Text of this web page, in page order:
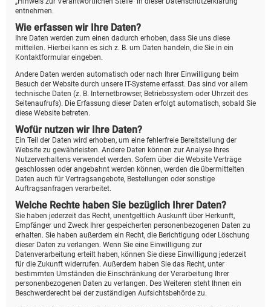
entnehmen.
Wie erfassen wir Ihre Daten?
Ihre Daten werden zum einen dadurch erhoben, dass Sie uns diese
mitteilen. Hierbei kann es sich z. B. um Daten handeln, die Sie in ein
Kontaktformular eingeben.
Andere Daten werden automatisch oder nach Ihrer Einwilligung beim
Besuch der Website durch unsere IT-Systeme erfasst. Das sind vor allem
technische Daten (z. B. Internetbrowser, Betriebssystem oder Uhrzeit des
Seitenaufrufs). Die Erfassung dieser Daten erfolgt automatisch, sobald Sie
diese Website betreten.
Wofür nutzen wir Ihre Daten?
Ein Teil der Daten wird erhoben, um eine fehlerfreie Bereitstellung der
Website zu gewährleisten. Andere Daten können zur Analyse Ihres
Nutzerverhaltens verwendet werden. Sofern über die Website Verträge
geschlossen oder angebahnt werden können, werden die übermittelten
Daten auch für Vertragsangebote, Bestellungen oder sonstige
Auftragsanfragen verarbeitet.
Welche Rechte haben Sie bezüglich Ihrer Daten?
Sie haben jederzeit das Recht, unentgeltlich Auskunft über Herkunft,
Empfänger und Zweck Ihrer gespeicherten personenbezogenen Daten zu
erhalten. Sie haben außerdem ein Recht, die Berichtigung oder Löschung
dieser Daten zu verlangen. Wenn Sie eine Einwilligung zur
Datenverarbeitung erteilt haben, können Sie diese Einwilligung jederzeit
für die Zukunft widerrufen. Außerdem haben Sie das Recht, unter
bestimmten Umständen die Einschränkung der Verarbeitung Ihrer
personenbezogenen Daten zu verlangen. Des Weiteren steht Ihnen ein
Beschwerderecht bei der zuständigen Aufsichtsbehörde zu.